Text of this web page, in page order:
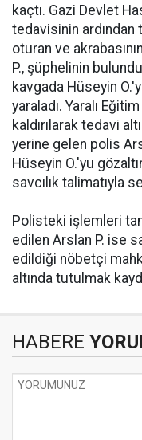
kaçtı. Gazi Devlet
tedavisinin ardından
oturan ve
P., şüphelinin
kavgada Hüseyin
yaraladı. Yaralı
kaldırılarak tedavi
yerine gelen polis
Hüseyin O.'yu
savcılık talimatıyla
Polisteki işlemleri
edilen Arslan P. ise
edildiği nöbetçi
altında tutulmak
HABERE